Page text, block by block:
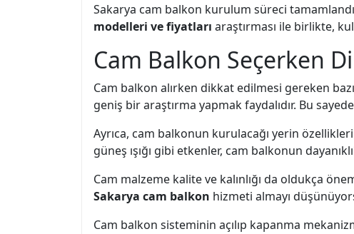
Sakarya cam balkon kurulum süreci
modelleri ve fiyatları araştırması ile birlikte,
Cam Balkon Seçerken
Cam balkon alırken dikkat edilmesi gereken
geniş bir araştırma yapmak faydalıdır. Bu
Ayrıca, cam balkonun kurulacağı yerin
güneş ışığı gibi etkenler, cam balkonun
Cam malzeme kalite ve kalınlığı da oldukça
Sakarya cam balkon hizmeti almayı
Cam balkon sisteminin açılıp kapanma